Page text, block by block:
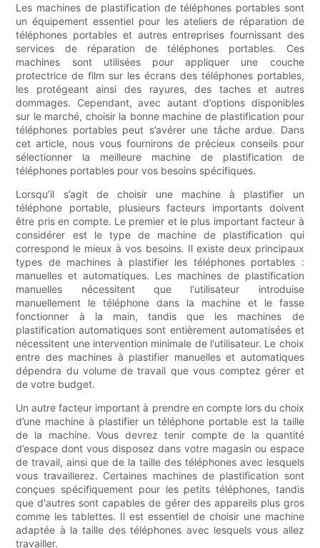
Les machines de plastification de téléphones portables sont
un équipement essentiel pour les ateliers de réparation de
téléphones portables et autres entreprises fournissant des
services de réparation de téléphones portables. Ces
machines sont utilisées pour appliquer une couche
protectrice de film sur les écrans des téléphones portables,
les protégeant ainsi des rayures, des taches et autres
dommages. Cependant, avec autant d’options disponibles
sur le marché, choisir la bonne machine de plastification pour
téléphones portables peut s’avérer une tâche ardue. Dans
cet article, nous vous fournirons de précieux conseils pour
sélectionner la meilleure machine de plastification de
téléphones portables pour vos besoins spécifiques.
Lorsqu’il s’agit de choisir une machine à plastifier un
téléphone portable, plusieurs facteurs importants doivent
être pris en compte. Le premier et le plus important facteur à
considérer est le type de machine de plastification qui
correspond le mieux à vos besoins. Il existe deux principaux
types de machines à plastifier les téléphones portables :
manuelles et automatiques. Les machines de plastification
manuelles nécessitent que l'utilisateur introduise
manuellement le téléphone dans la machine et le fasse
fonctionner à la main, tandis que les machines de
plastification automatiques sont entièrement automatisées et
nécessitent une intervention minimale de l'utilisateur. Le choix
entre des machines à plastifier manuelles et automatiques
dépendra du volume de travail que vous comptez gérer et
de votre budget.
Un autre facteur important à prendre en compte lors du choix
d’une machine à plastifier un téléphone portable est la taille
de la machine. Vous devrez tenir compte de la quantité
d’espace dont vous disposez dans votre magasin ou espace
de travail, ainsi que de la taille des téléphones avec lesquels
vous travaillerez. Certaines machines de plastification sont
conçues spécifiquement pour les petits téléphones, tandis
que d'autres sont capables de gérer des appareils plus gros
comme les tablettes. Il est essentiel de choisir une machine
adaptée à la taille des téléphones avec lesquels vous allez
travailler.